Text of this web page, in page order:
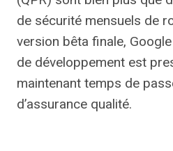
de sécurité mensuels de
version bêta finale,
de développement est
maintenant temps de
d’assurance qualité.